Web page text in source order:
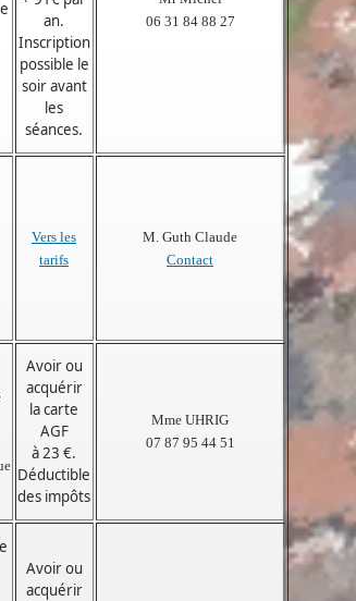
an.
Inscription
possible le
soir avant
les
séances.
06 31 84 88 27
Vers les
tarifs
M. Guth Claude
Contact
Avoir ou
acquérir
la carte
AGF
à 23 €.
Déductible
des impôts
Mme UHRIG
07 87 95 44 51
Avoir ou
acquérir